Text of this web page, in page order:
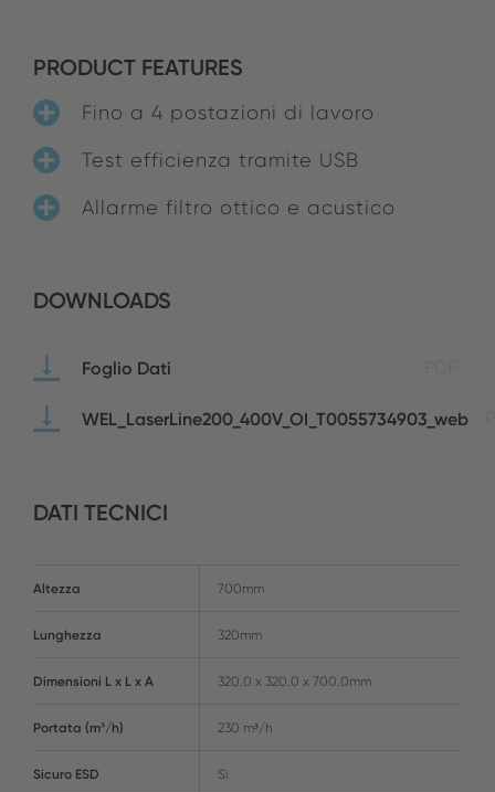
PRODUCT FEATURES
Fino a 4 postazioni di lavoro
Test efficienza tramite USB
Allarme filtro ottico e acustico
DOWNLOADS
Foglio Dati
WEL_LaserLine200_400V_OI_T0055734903_web
DATI TECNICI
Altezza 700mm
Lunghezza 320mm
Dimensioni L x L x A 320.0 x 320.0 x 700.0mm
Portata (m³/h) 230 m³/h
Sicuro ESD Sì